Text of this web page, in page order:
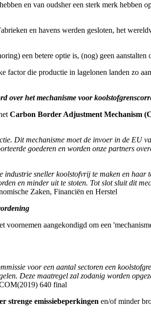
en van oudsher een sterk merk hebben
en havens werden gesloten, het
een betere optie is, (nog) geen aanstalten
factor die productie in lagelonen landen zo
over het mechanisme voor
Carbon Border Adjustment Mechanism
Dit mechanisme moet de invoer in de EU
goederen en worden onze partners
sneller koolstofvrij te maken en haar
en minder uit te stoten. Tot slot sluit dit
Zaken, Financiën en Herstel
voornemen aangekondigd om een
voor een aantal sectoren een
Deze maatregel zal zodanig worden
640 final
strenge emissiebeperkingen en/of minder